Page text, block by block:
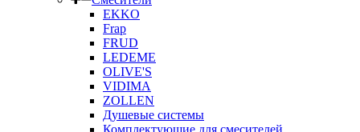
EKKO
Frap
FRUD
LEDEME
OLIVE'S
VIDIMA
ZOLLEN
Душевые системы
Комплектующие для смесителей